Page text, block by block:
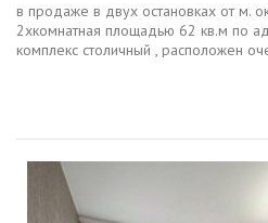
в продаже в двух остановках от м.
2хкомнатная площадью 62 кв.м по
комплекс столичный , расположен